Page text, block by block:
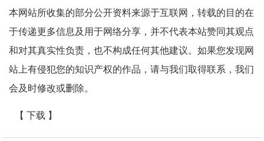
本网站所收集的部分公开资料来源于互联网，转载的目的在
于传递更多信息及用于网络分享，并不代表本站赞同其观点
和对其真实性负责，也不构成任何其他建议。如果您发现网
站上有侵犯您的知识产权的作品，请与我们取得联系，我们
会及时修改或删除。
【 下载 】